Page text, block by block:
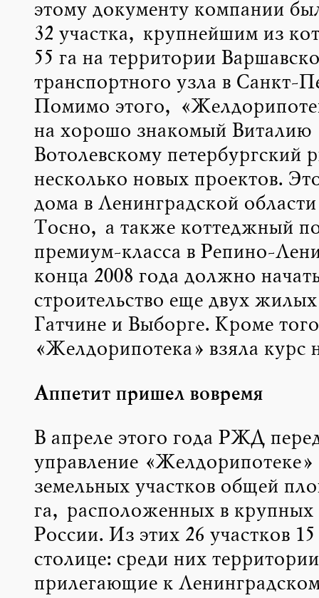
этому документу компании
32 участка, крупнейшим из
55 га на территории
транспортного узла в Санкт-
Помимо этого,
на хорошо знакомый Виталию
Вотолевскому петербургский
несколько новых проектов.
дома в Ленинградской
Тосно, а также коттеджный
премиум-класса в Репино-
конца 2008 года должно
строительство еще двух
Гатчине и Выборге. Кроме
«Желдорипотека» взяла курс
Аппетит пришел вовремя
В апреле этого года РЖД
управление «Желдорипотеке»
земельных участков общей
га, расположенных в крупных
России. Из этих 26 участков
столице: среди них
прилегающие к